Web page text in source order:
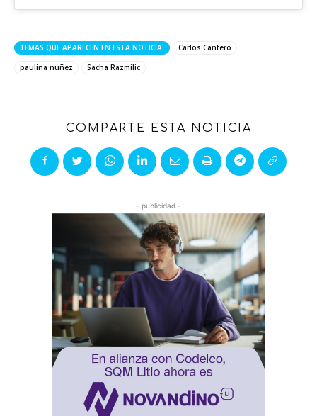
TEMAS QUE APARECEN EN ESTA NOTICIA:
Carlos Cantero
paulina nuñez
Sacha Razmilic
COMPARTE ESTA NOTICIA
- publicidad -